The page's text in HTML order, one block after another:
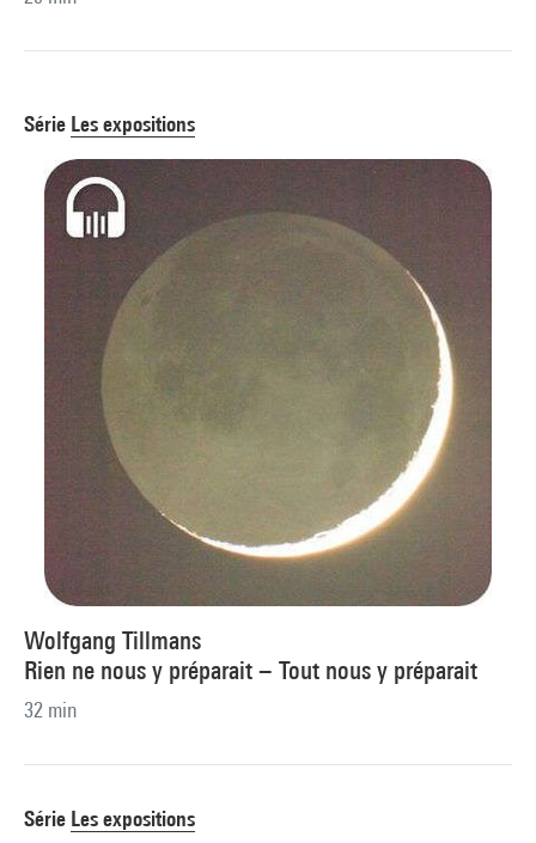
Série Les expositions
Wolfgang Tillmans
Rien ne nous y préparait − Tout nous y préparait
32 min
Série Les expositions